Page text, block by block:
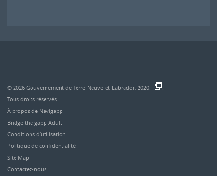
© 2026 Gouvernement de Terre-Neuve-et-Labrador, 2020.
Tous droits réservés.
À propos de Navigapp
Bridge the gapp Adult
Conditions d’utilisation
Politique de confidentialité
Site Map
Contactez-nous